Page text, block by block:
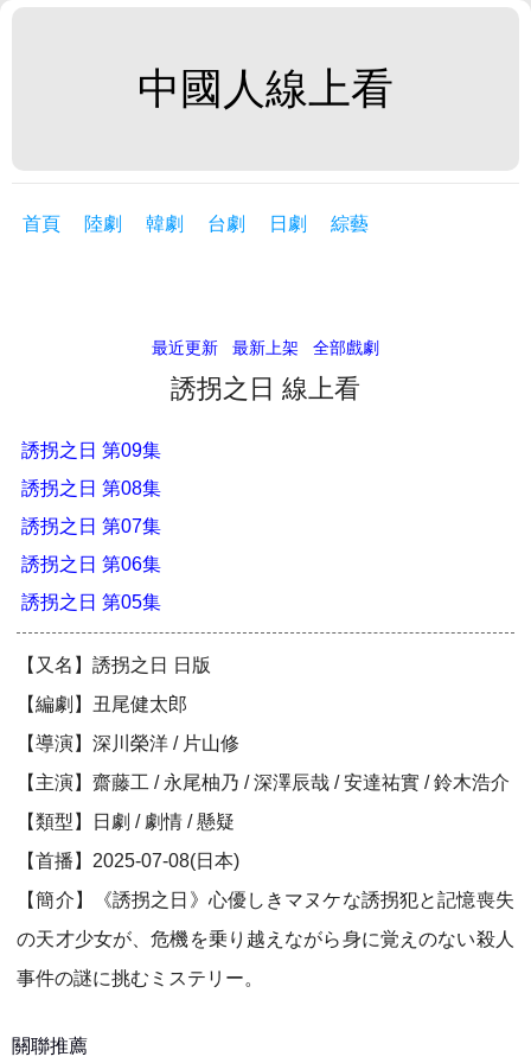
中國人線上看
首頁 陸劇 韓劇 台劇 日劇 綜藝
最近更新 最新上架 全部戲劇
誘拐之日 線上看
誘拐之日 第09集
誘拐之日 第08集
誘拐之日 第07集
誘拐之日 第06集
誘拐之日 第05集
【又名】誘拐之日 日版
【編劇】丑尾健太郎
【導演】深川榮洋 / 片山修
【主演】齋藤工 / 永尾柚乃 / 深澤辰哉 / 安達祐實 / 鈴木浩介
【類型】日劇 / 劇情 / 懸疑
【首播】2025-07-08(日本)
【簡介】《誘拐之日》心優しきマヌケな誘拐犯と記憶喪失
の天才少女が、危機を乗り越えながら身に覚えのない殺人
事件の謎に挑むミステリー。
關聯推薦